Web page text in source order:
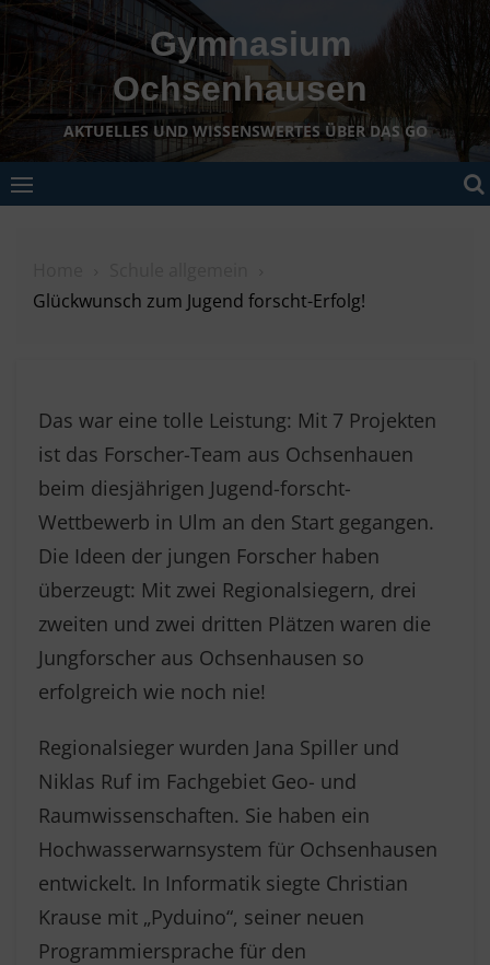
content
Gymnasium
Ochsenhausen
AKTUELLES UND WISSENSWERTES ÜBER DAS GO
Glückwunsch zum Jugend forscht-Erfolg!
Das war eine tolle Leistung: Mit 7 Projekten
ist das Forscher-Team aus Ochsenhauen
beim diesjährigen Jugend-forscht-
Wettbewerb in Ulm an den Start gegangen.
Die Ideen der jungen Forscher haben
überzeugt: Mit zwei Regionalsiegern, drei
zweiten und zwei dritten Plätzen waren die
Jungforscher aus Ochsenhausen so
erfolgreich wie noch nie!
Regionalsieger wurden Jana Spiller und
Niklas Ruf im Fachgebiet Geo- und
Raumwissenschaften. Sie haben ein
Hochwasserwarnsystem für Ochsenhausen
entwickelt. In Informatik siegte Christian
Krause mit „Pyduino“, seiner neuen
Programmiersprache für den